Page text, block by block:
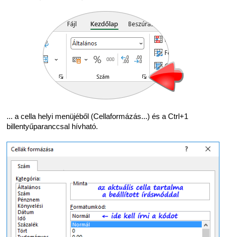
... a cella helyi menüjéből (Cellaformázás...) és a Ctrl+1
billentyűparanccsal hívható.